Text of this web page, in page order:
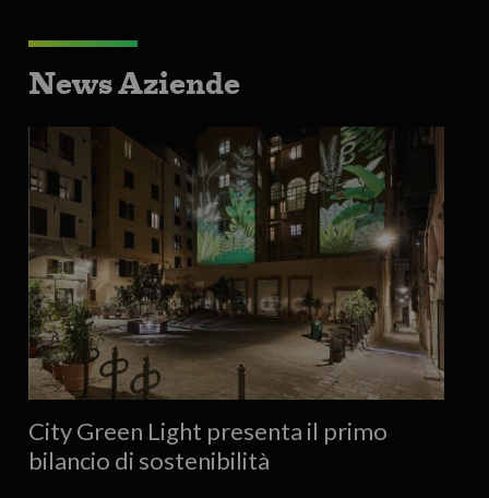
News Aziende
City Green Light presenta il primo
bilancio di sostenibilità